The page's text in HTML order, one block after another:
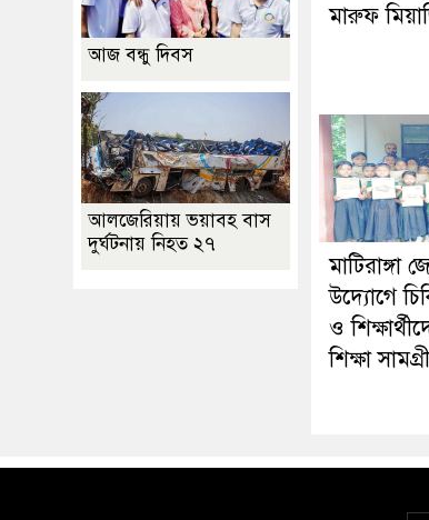
মারুফ
মাটিরাঙ্গা
উদ্যোগে
ও
শিক্ষা
আজ বন্ধু দিবস
আলজেরিয়ায় ভয়াবহ বাস
দুর্ঘটনায় নিহত ২৭